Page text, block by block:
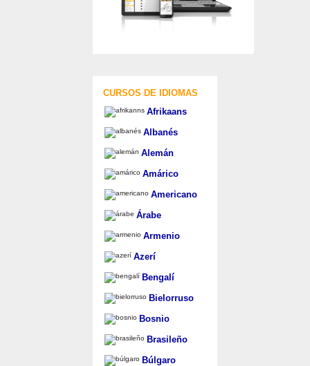
CURSOS DE IDIOMAS
Afrikaans
Albanés
Alemán
Amárico
Americano
Árabe
Armenio
Azerí
Bengalí
Bielorruso
Bosnio
Brasileño
Búlgaro